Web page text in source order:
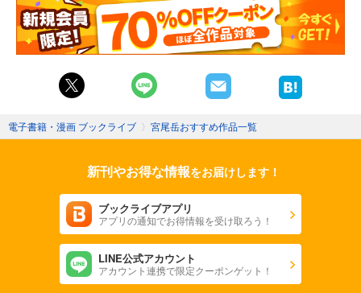
電子書籍・漫画 ブックライブ 〉 宮尾岳おすすめ作品一覧
新刊やお得な情報をお届けします！
ブックライブアプリ
アプリの通知でお得情報を受け取ろう！
LINE公式アカウント
アカウント連携で限定クーポンゲット！